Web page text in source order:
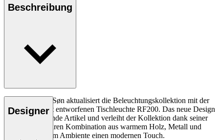
Beschreibung
Carl Hansen & Søn aktualisiert die Beleuchtungskollektion mit der
von Rikke Frost entworfenen Tischleuchte RF200. Das neue Design
ergänzt bestehende Artikel und verleiht der Kollektion dank seiner
unverwechselbaren Kombination aus warmem Holz, Metall und
stimmungsvollem Ambiente einen modernen Touch.
Designer